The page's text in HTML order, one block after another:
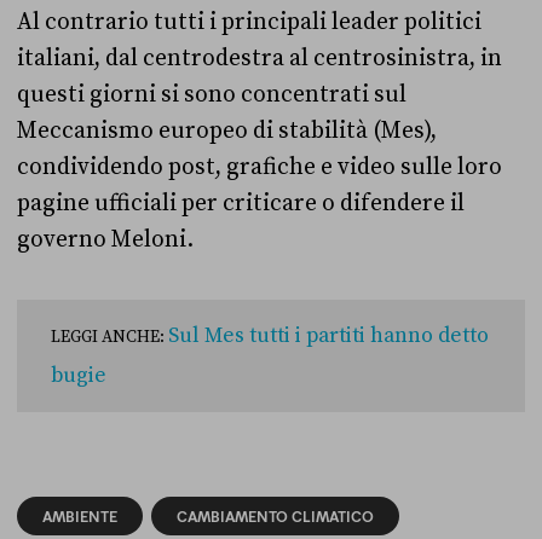
Al contrario tutti i principali leader politici
italiani, dal centrodestra al centrosinistra, in
questi giorni si sono concentrati sul
Meccanismo europeo di stabilità (Mes),
condividendo post, grafiche e video sulle loro
pagine ufficiali per criticare o difendere il
governo Meloni.
LEGGI ANCHE: Sul Mes tutti i partiti hanno detto
bugie
AMBIENTE CAMBIAMENTO CLIMATICO